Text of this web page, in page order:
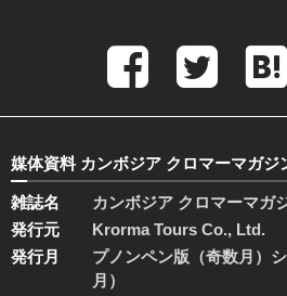
媒体資料 カンボジア クロマーマガジ
雑誌名
カンボジア クロマーマガ
発行元
Krorma Tours Co., Ltd.
発行月
プノンペン版（奇数月）
月）